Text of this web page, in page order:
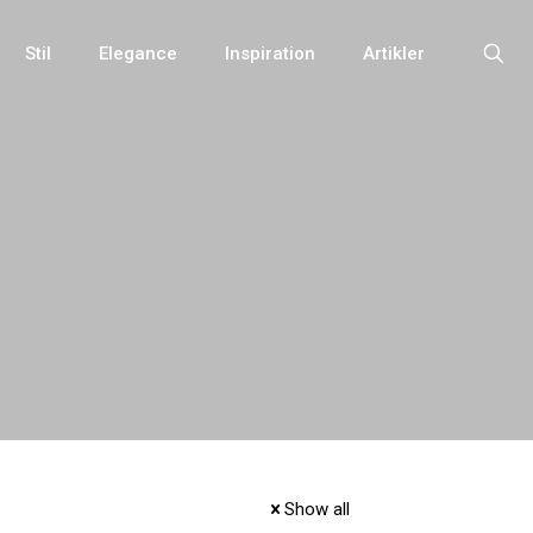
Stil Elegance Inspiration Artikler
Show all